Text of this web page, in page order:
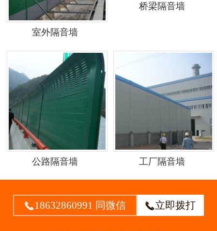
室外隔音墙
桥梁隔音墙
公路隔音墙 工厂隔音墙
18632860991 同微信 立即拨打